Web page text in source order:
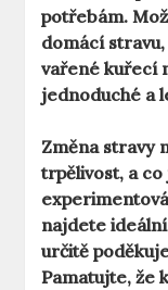
potřebám.
domácí
vařené kuřecí
jednoduché a
Změna stravy
trpělivost, a
najdete
určitě
Pamatujte, že